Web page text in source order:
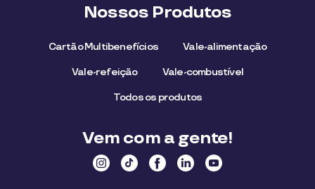
Nossos Produtos
Cartão Multibenefícios Vale-alimentação
Vale-refeição Vale-combustível
Todos os produtos
Vem com a gente!